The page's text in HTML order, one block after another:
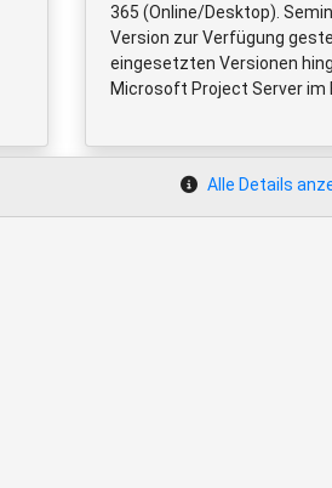
365 (Online/Desktop).
Version zur Verfügung
eingesetzten Versionen
Microsoft Project Server im
Alle Details